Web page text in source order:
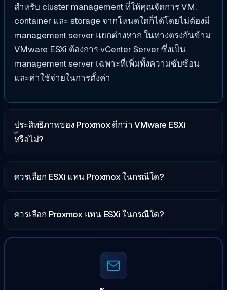
สำหรับ cluster management ที่ให้คุณจัดการ VM,
container และ storage จากโหนดใดก็ได้โดยไม่ต้องมี
management server แยกต่างหาก ในทางตรงกันข้าม
VMware ESXi ต้องการ vCenter Server ซึ่งเป็น
management server เฉพาะที่เพิ่มทั้งความซับซ้อน
และค่าใช้จ่ายในการตั้งค่า
ประสิทธิภาพของ Proxmox ดีกว่า VMware ESXi
หรือไม่?
ควรเลือก ESXi แทน Proxmox ในกรณีใด?
ควรเลือก Proxmox แทน ESXi ในกรณีใด?